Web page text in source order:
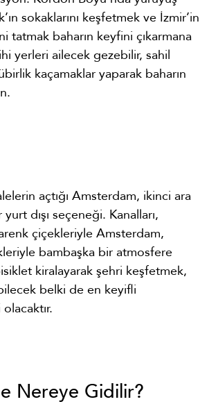
sokaklarını keşfetmek ve İzmir’in
tatmak baharın keyfini çıkarmana
yerleri ailecek gezebilir, sahil
kaçamaklar yaparak baharın
açtığı Amsterdam, ikinci ara
dışı seçeneği. Kanalları,
çiçekleriyle Amsterdam,
bambaşka bir atmosfere
kiralayarak şehri keşfetmek,
belki de en keyifli
Nereye Gidilir?